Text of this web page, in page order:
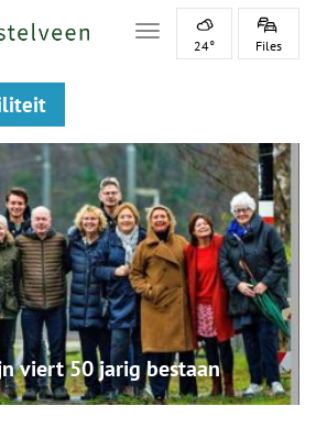
Toggle navigation
24° Files
viert 50 jarig bestaan